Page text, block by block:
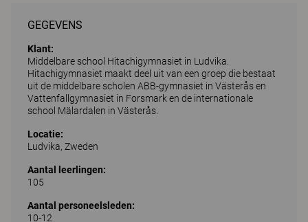
GEGEVENS
Klant:
Middelbare school Hitachigymnasiet in Ludvika.
Hitachigymnasiet maakt deel uit van een groep die bestaat
uit de middelbare scholen ABB-gymnasiet in Västerås en
Vattenfallgymnasiet in Forsmark en de internationale
school Mälardalen in Västerås.
Locatie:
Ludvika, Zweden
Aantal leerlingen:
105
Aantal personeelsleden:
10-12